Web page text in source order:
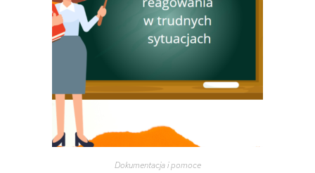
Dokumentacja i pomoce